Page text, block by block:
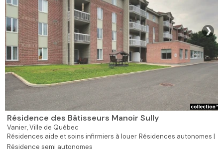
❯
Résidence des Bâtisseurs Manoir Sully
Vanier,Ville de Québec
Résidences aide et soins infirmiers à louer Résidences autonomes |
Résidence semi autonomes